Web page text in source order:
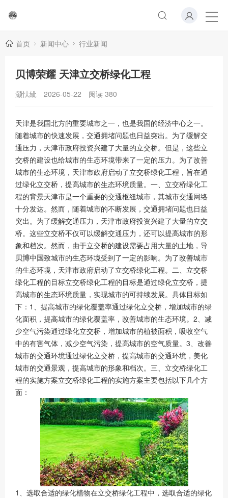
首页 新闻中心 行业新闻
贝博荣耀 天津立交桥绿化工程
灏忕紪 2026-05-22 阅读 380
天津是我国北方的重要城市之一，也是我国的经济中心之一。
随着城市的快速发展，交通拥堵问题也日益突出。为了缓解交
通压力，天津市政府投资兴建了大量的立交桥。但是，这些立
交桥的建设也给城市的生态环境带来了一定的压力。为了改善
城市的生态环境，天津市政府启动了立交桥绿化工程，旨在通
过绿化立交桥，提高城市的生态环境质量。一、立交桥绿化工
程的背景天津市是一个重要的交通枢纽城市，其城市交通网络
十分发达。然而，随着城市的不断发展，交通拥堵问题也日益
突出。为了缓解交通压力，天津市政府投资兴建了大量的立交
桥。这些立交桥不仅可以缓解交通压力，还可以提高城市的形
象和档次。然而，由于立交桥的建设需要占用大量的土地，导
贝博中国致城市的生态环境受到了一定的影响。为了改善城市
的生态环境，天津市政府启动了立交桥绿化工程。二、立交桥
绿化工程的目标立交桥绿化工程的目标是通过绿化立交桥，提
高城市的生态环境质量，实现城市的可持续发展。具体目标如
下：1、提高城市的绿化覆盖率通过绿化立交桥，增加城市的绿
化面积，提高城市的绿化覆盖率，改善城市的生态环境。2、减
少空气污染通过绿化立交桥，增加城市的植被面积，吸收空气
中的有害气体，减少空气污染，提高城市的空气质量。3、改善
城市的交通环境通过绿化立交桥，提高城市的交通环境，美化
城市的交通景观，提高城市的形象和档次。三、立交桥绿化工
程的实施方案立交桥绿化工程的实施方案主要包括以下几个方
面：
1、选取合适的绿化植物在立交桥绿化工程中，选取合适的绿化